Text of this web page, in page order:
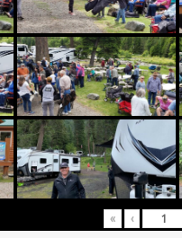
« ‹